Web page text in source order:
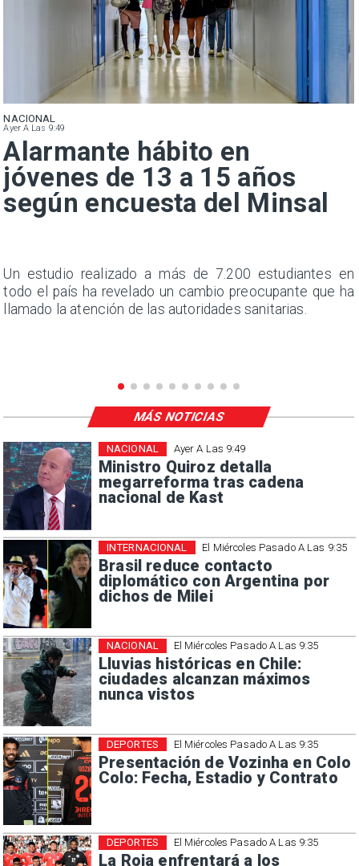
NACIONAL
Ayer A Las 9:49
Alarmante hábito en
jóvenes de 13 a 15 años
según encuesta del Minsal
Un estudio realizado a más de 7.200 estudiantes en
todo el país ha revelado un cambio preocupante que ha
llamado la atención de las autoridades sanitarias.
Ayer A Las 9:49
Ministro Quiroz detalla
megarreforma tras cadena
nacional de Kast
NACIONAL
El Miércoles Pasado A Las 9:35
Brasil reduce contacto
diplomático con Argentina por
dichos de Milei
INTERNACIONAL
El Miércoles Pasado A Las 9:35
Lluvias históricas en Chile:
ciudades alcanzan máximos
nunca vistos
NACIONAL
El Miércoles Pasado A Las 9:35
Presentación de Vozinha en Colo
Colo: Fecha, Estadio y Contrato
DEPORTES
El Miércoles Pasado A Las 9:35
La Roja enfrentará a los
DEPORTES
MÁS NOTICIAS